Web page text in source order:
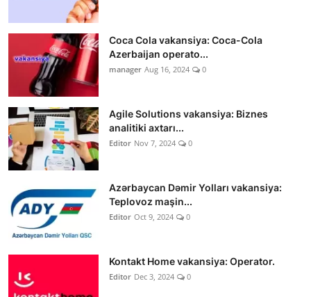
Coca Cola vakansiya: Coca-Cola
Azerbaijan operato...
manager Aug 16, 2024 0
Agile Solutions vakansiya: Biznes
analitiki axtarı...
Editor Nov 7, 2024 0
Azərbaycan Dəmir Yolları vakansiya:
Teplovoz maşin...
Editor Oct 9, 2024 0
Kontakt Home vakansiya: Operator.
Editor Dec 3, 2024 0